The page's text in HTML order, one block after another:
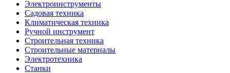
Электроинструменты
Садовая техника
Климатическая техника
Ручной инструмент
Строительная техника
Строительные материалы
Электротехника
Станки